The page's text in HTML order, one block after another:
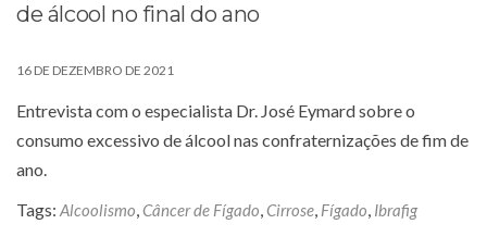
de álcool no final do ano
16 DE DEZEMBRO DE 2021
Entrevista com o especialista Dr. José Eymard sobre o
consumo excessivo de álcool nas confraternizações de fim de
ano.
Tags: Alcoolismo,Câncer de Fígado,Cirrose, Fígado, Ibrafig